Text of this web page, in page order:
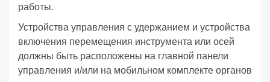
работы.
Устройства управления с удержанием и устройства
включения перемещения инструмента или осей
должны быть расположены на главной панели
управления и/или на мобильном комплекте органов